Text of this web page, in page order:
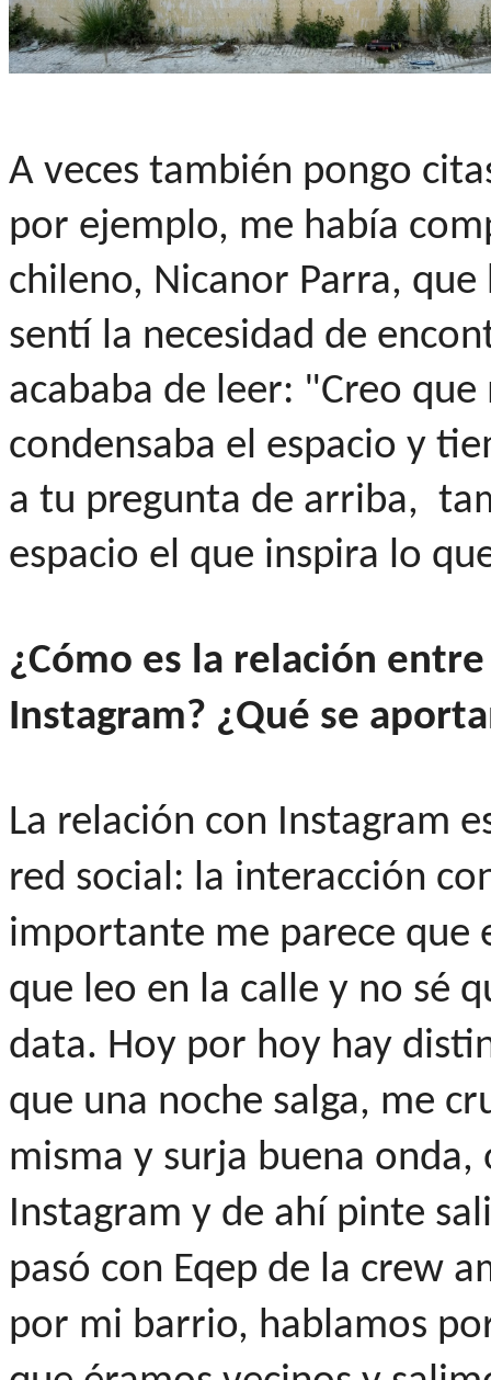
A veces también pongo
por ejemplo, me había
chileno, Nicanor Parra,
sentí la necesidad de
acababa de leer: "Creo
condensaba el espacio y
a tu pregunta de arriba,
espacio el que inspira lo
¿Cómo es la relación
Instagram? ¿Qué se
La relación con Instagram
red social: la interacción
importante me parece que
que leo en la calle y no sé
data. Hoy por hoy hay
que una noche salga, me
misma y surja buena
Instagram y de ahí pinte
pasó con Eqep de la crew
por mi barrio, hablamos